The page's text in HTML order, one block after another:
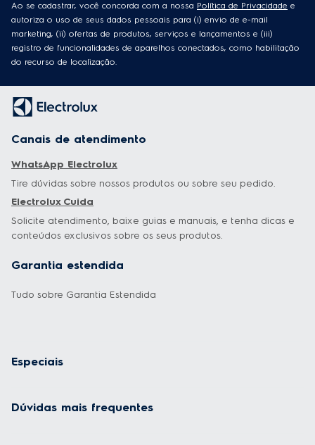
Ao se cadastrar, você concorda com a nossa Política de Privacidade e
autoriza o uso de seus dados pessoais para (i) envio de e-mail
marketing, (ii) ofertas de produtos, serviços e lançamentos e (iii)
registro de funcionalidades de aparelhos conectados, como habilitação
do recurso de localização.
Canais de atendimento
WhatsApp Electrolux
Tire dúvidas sobre nossos produtos ou sobre seu pedido.
Electrolux Cuida
Solicite atendimento, baixe guias e manuais, e tenha dicas e
conteúdos exclusivos sobre os seus produtos.
Garantia estendida
Tudo sobre Garantia Estendida
Especiais
Dúvidas mais frequentes